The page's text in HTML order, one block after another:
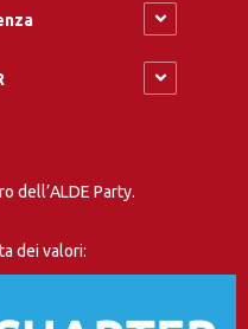
dell’ALDE Party.
dei valori: